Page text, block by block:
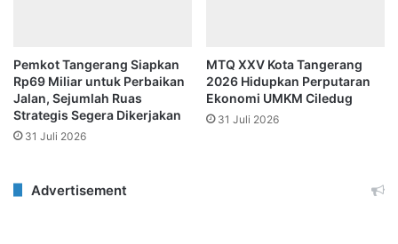
Pemkot Tangerang Siapkan
Rp69 Miliar untuk Perbaikan
Jalan, Sejumlah Ruas
Strategis Segera Dikerjakan
31 Juli 2026
MTQ XXV Kota Tangerang
2026 Hidupkan Perputaran
Ekonomi UMKM Ciledug
31 Juli 2026
Advertisement